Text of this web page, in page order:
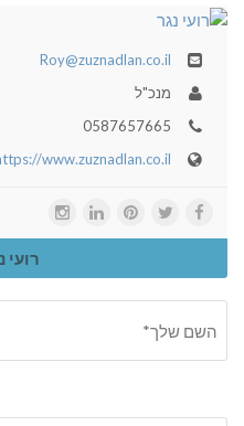
Roy@zuznadlan.co.il
מנכ"ל
0587657665
www.zuznadlan.co.il
רועי